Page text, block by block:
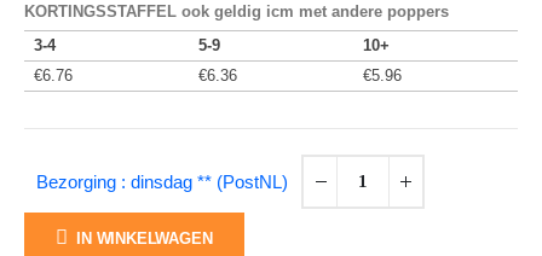
KORTINGSSTAFFEL ook geldig icm met andere poppers
3-4
5-9
10+
€6.76 €6.36 €5.96
Bezorging : dinsdag ** (PostNL)
IN WINKELWAGEN